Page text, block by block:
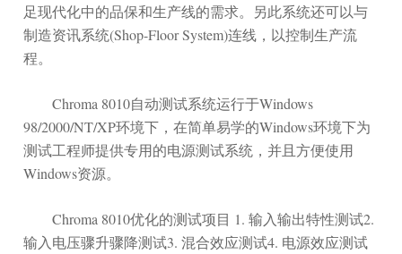
足现代化中的品保和生产线的需求。另此系统还可以与
制造资讯系统(Shop-Floor System)连线，以控制生产流
程。
Chroma 8010自动测试系统运行于Windows
98/2000/NT/XP环境下，在简单易学的Windows环境下为
测试工程师提供专用的电源测试系统，并且方便使用
Windows资源。
Chroma 8010优化的测试项目 1. 输入输出特性测试2.
输入电压骤升骤降测试3. 混合效应测试4. 电源效应测试